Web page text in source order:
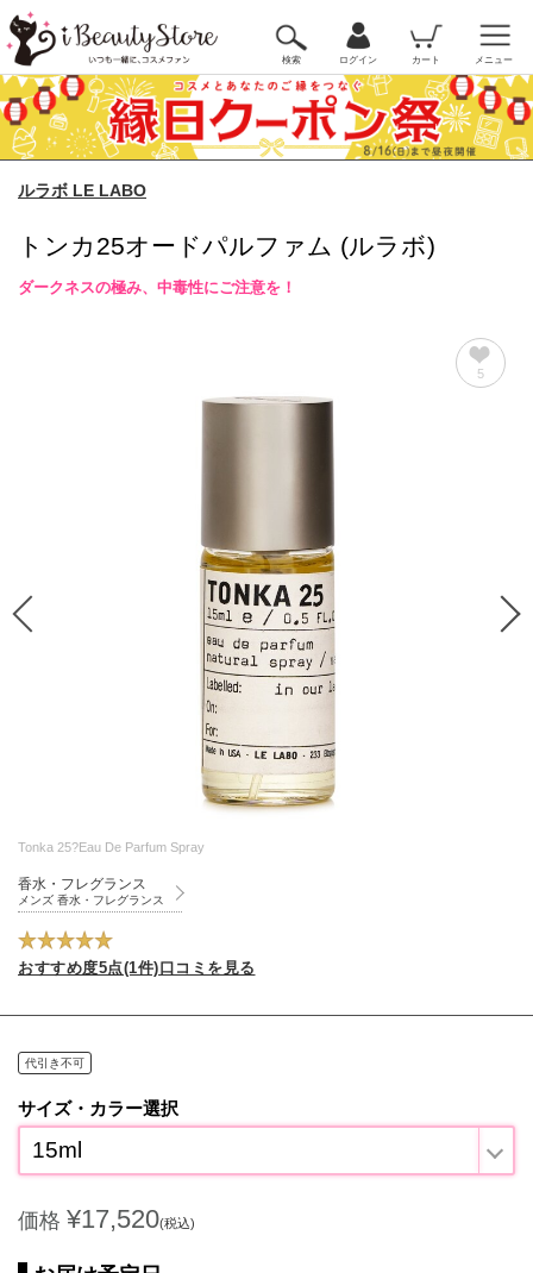
検索 ログイン カート メニュー
ルラボ LE LABO
トンカ25オードパルファム (ルラボ)
ダークネスの極み、中毒性にご注意を！
5
Tonka 25?Eau De Parfum Spray
香水・フレグランス
メンズ 香水・フレグランス
おすすめ度5点(1件)口コミを見る
代引き不可
サイズ・カラー選択
15ml
価格 ¥17,520(税込)